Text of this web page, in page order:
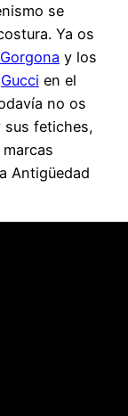
se
Ya os
y los
Gucci en el
no os
sus fetiches,
Antigüedad